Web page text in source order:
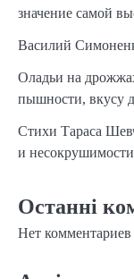
значение самой
Василий
Оладьи на
пышности, вкусу
Стихи Тараса
и несокрушимости
Останні
Нет комментариев